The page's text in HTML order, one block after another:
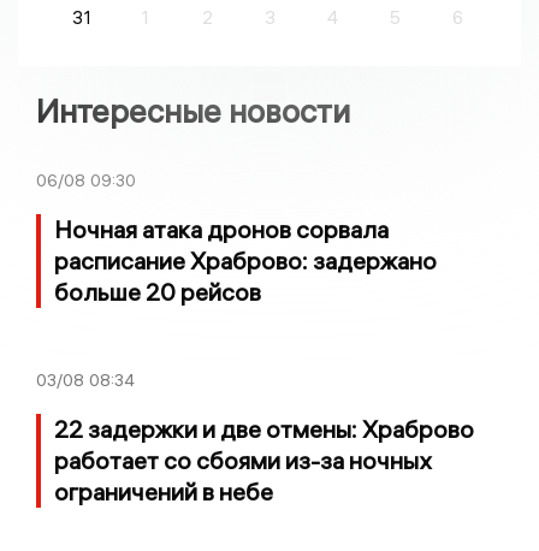
31
1 2 3 4 5 6
Интересные новости
06/08 09:30
Ночная атака дронов сорвала
расписание Храброво: задержано
больше 20 рейсов
03/08 08:34
22 задержки и две отмены: Храброво
работает со сбоями из-за ночных
ограничений в небе